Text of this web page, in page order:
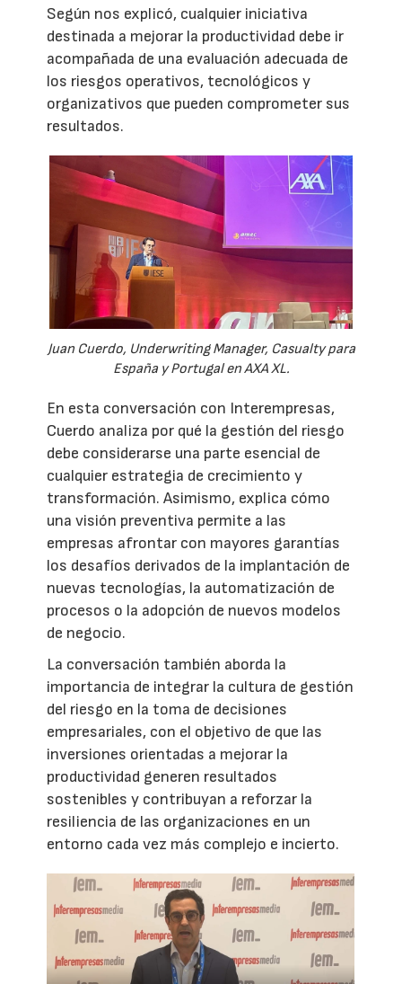
Según nos explicó, cualquier iniciativa
destinada a mejorar la productividad debe ir
acompañada de una evaluación adecuada de
los riesgos operativos, tecnológicos y
organizativos que pueden comprometer sus
resultados.
Juan Cuerdo, Underwriting Manager, Casualty para
España y Portugal en AXA XL.
En esta conversación con Interempresas,
Cuerdo analiza por qué la gestión del riesgo
debe considerarse una parte esencial de
cualquier estrategia de crecimiento y
transformación. Asimismo, explica cómo
una visión preventiva permite a las
empresas afrontar con mayores garantías
los desafíos derivados de la implantación de
nuevas tecnologías, la automatización de
procesos o la adopción de nuevos modelos
de negocio.
La conversación también aborda la
importancia de integrar la cultura de gestión
del riesgo en la toma de decisiones
empresariales, con el objetivo de que las
inversiones orientadas a mejorar la
productividad generen resultados
sostenibles y contribuyan a reforzar la
resiliencia de las organizaciones en un
entorno cada vez más complejo e incierto.